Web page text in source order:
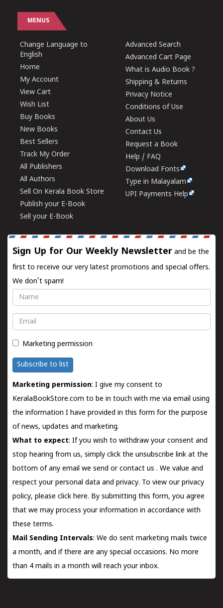
MENUS
Change Language to
English
Home
My Account
View Cart
Wish List
Buy Books
New Books
Best Sellers
Track My Order
All Publishers
All Authors
Sell On Kerala Book Store
Publish your E-Book
Sell your E-Book
Advanced Search
Advanced Cart Page
What is Audio Book ?
Shipping & Returns
Privacy Notice
Conditions of Use
About Us
Contact Us
Request a Book
Help / FAQ
Download Fonts
Type in Malayalam
UPI Payments Help
Sign Up for Our Weekly Newsletter and be the
first to receive our very latest promotions and special offers.
We don't spam!
Name
Email
Marketing permission
Subscribe to list
Marketing permission: I give my consent to
KeralaBookStore.com to be in touch with me via email using
the information I have provided in this form for the purpose
of news, updates and marketing.
What to expect: If you wish to withdraw your consent and
stop hearing from us, simply click the unsubscribe link at the
bottom of any email we send orcontact us . We value and
respect your personal data and privacy. To view our privacy
policy, please click here. By submitting this form, you agree
that we may process your information in accordance with
these terms.
Mail Sending Intervals: We do sent marketing mails twice
a month, and if there are any special occasions. No more
than 4 mails in a month will reach your inbox.